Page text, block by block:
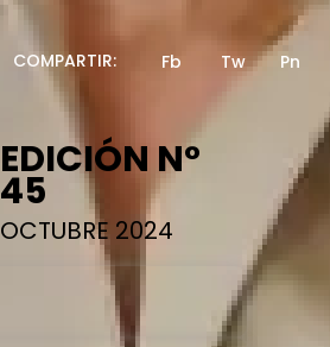
EDICIÓN N°
45
OCTUBRE 2024